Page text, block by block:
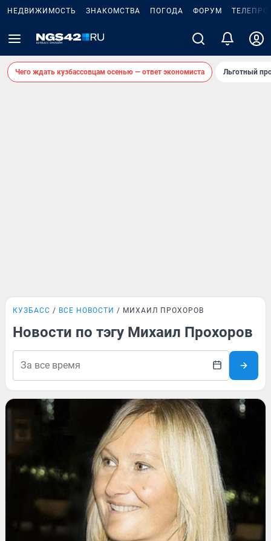
НЕДВИЖИМОСТЬ ЗНАКОМСТВА ПОГОДА ФОРУМ
Чего ждать кузбассовцам осенью — ответ экономиста Льготный
КУЗБАСС ВСЕ НОВОСТИ МИХАИЛ ПРОХОРОВ
Новости по тэгу Михаил Прохоров